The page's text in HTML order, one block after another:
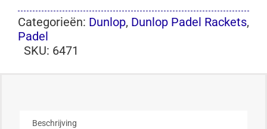
Categorieën: Dunlop, Dunlop Padel Rackets,
Padel
SKU: 6471
Beschrijving